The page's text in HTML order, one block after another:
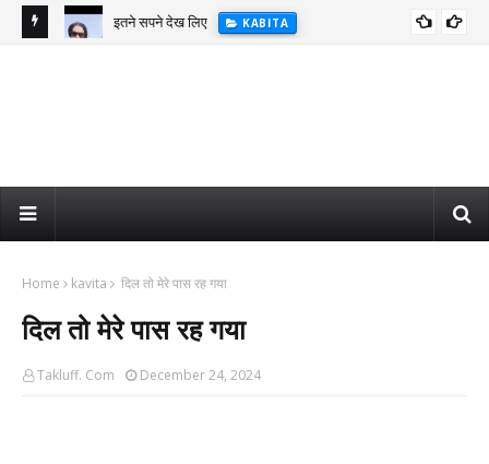
इतने सपने देख लिए KABITA
Home kavita दिल तो मेरे पास रह गया
दिल तो मेरे पास रह गया
Takluff. Com December 24, 2024